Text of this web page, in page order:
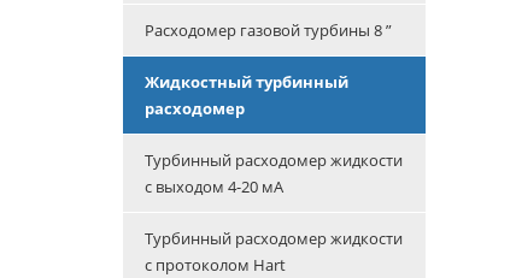
Расходомер газовой турбины 8 ”
Жидкостный турбинный
расходомер
Турбинный расходомер жидкости
с выходом 4-20 мА
Турбинный расходомер жидкости
с протоколом Hart